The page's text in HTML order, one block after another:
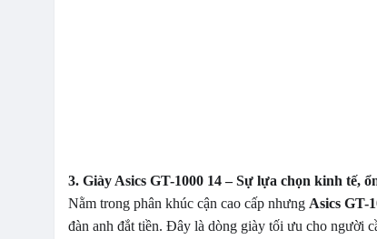
3. Giày Asics GT-1000 14 – Sự lựa chọn kinh tế,
Nằm trong phân khúc cận cao cấp nhưng Asics GT-
đàn anh đắt tiền. Đây là dòng giày tối ưu cho người